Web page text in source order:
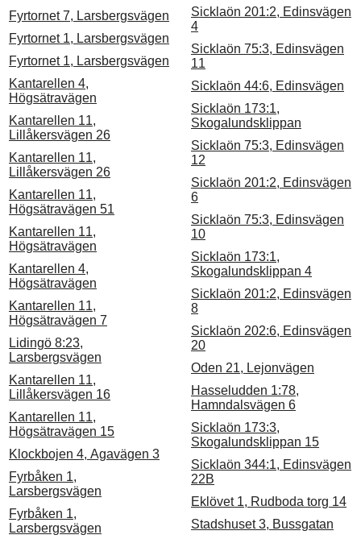
Fyrtornet 7, Larsbergsvägen
Fyrtornet 1, Larsbergsvägen
Fyrtornet 1, Larsbergsvägen
Kantarellen 4,
Högsätravägen
Kantarellen 11,
Lillåkersvägen 26
Kantarellen 11,
Lillåkersvägen 26
Kantarellen 11,
Högsätravägen 51
Kantarellen 11,
Högsätravägen
Kantarellen 4,
Högsätravägen
Kantarellen 11,
Högsätravägen 7
Lidingö 8:23,
Larsbergsvägen
Kantarellen 11,
Lillåkersvägen 16
Kantarellen 11,
Högsätravägen 15
Klockbojen 4, Agavägen 3
Fyrbåken 1,
Larsbergsvägen
Fyrbåken 1,
Larsbergsvägen
Sicklaön 201:2, Edinsvägen
4
Sicklaön 75:3, Edinsvägen
11
Sicklaön 44:6, Edinsvägen
Sicklaön 173:1,
Skogalundsklippan
Sicklaön 75:3, Edinsvägen
12
Sicklaön 201:2, Edinsvägen
6
Sicklaön 75:3, Edinsvägen
10
Sicklaön 173:1,
Skogalundsklippan 4
Sicklaön 201:2, Edinsvägen
8
Sicklaön 202:6, Edinsvägen
20
Oden 21, Lejonvägen
Hasseludden 1:78,
Hamndalsvägen 6
Sicklaön 173:3,
Skogalundsklippan 15
Sicklaön 344:1, Edinsvägen
22B
Eklövet 1, Rudboda torg 14
Stadshuset 3, Bussgatan